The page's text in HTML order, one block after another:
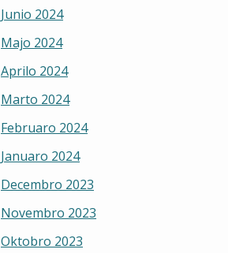
Junio 2024
Majo 2024
Aprilo 2024
Marto 2024
Februaro 2024
Januaro 2024
Decembro 2023
Novembro 2023
Oktobro 2023